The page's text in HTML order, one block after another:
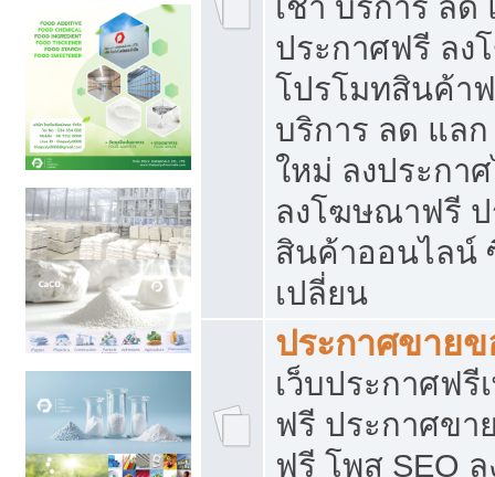
เช่า บริการ ลด
ประกาศฟรี ล
โปรโมทสินค้า
บริการ ลด แล
ใหม่ ลงประกา
ลงโฆษณาฟรี
สินค้าออนไลน์
เปลี่ยน
ประกาศขายข
เว็บประกาศฟรี
ฟรี ประกาศขา
ฟรี โพส SEO